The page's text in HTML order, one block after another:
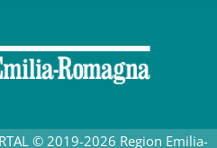
© 2019-2026 Region Emilia-